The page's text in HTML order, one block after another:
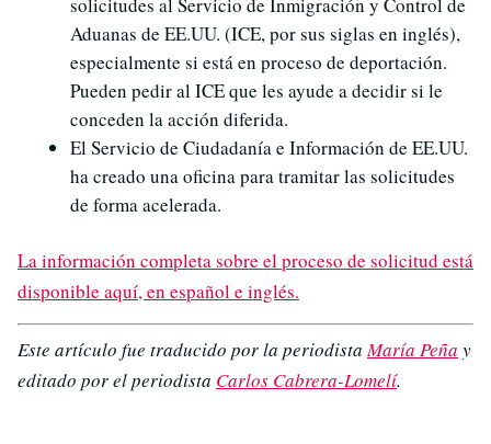
Aduanas de EE.UU. (ICE, por sus siglas en inglés),
especialmente si está en proceso de deportación.
Pueden pedir al ICE que les ayude a decidir si le
conceden la acción diferida.
El Servicio de Ciudadanía e Información de EE.UU.
ha creado una oficina para tramitar las solicitudes
de forma acelerada.
La información completa sobre el proceso de solicitud está
disponible aquí, en español e inglés.
Este artículo fue traducido por la periodistaMaría Peña y
editado por el periodista Carlos Cabrera-Lomelí.